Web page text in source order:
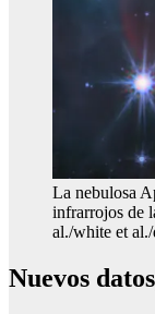
La nebulosa
infrarrojos de
al./white et
Nuevos